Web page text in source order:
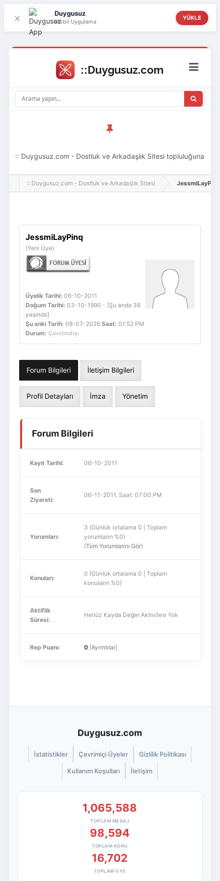
× Duygusuz
Mobil Uygulama
YÜKLE
:: Duygusuz.com - Dostluk ve Arkadaşlık Sitesi topluluğuna
hoş geldin ziyaretçi! Aramıza katılmak istersen kayıt
:: Duygusuz.com - Dostluk ve Arkadaşlık Sitesi
JessmiLayPinq
(Yeni Üye)
Üyelik Tarihi: 06-10-2011
Doğum Tarihi: 03-10-1990 - [Şu anda 36
yaşında]
Şu anki Tarih: 08-07-2026 Saat: 01:52 PM
Durum: Çevrimdışı
Forum Bilgileri İletişim Bilgileri
Profil Detayları İmza Yönetim
Forum Bilgileri
Kayıt Tarihi: 06-10-2011
Son
Ziyareti:
06-11-2011, Saat: 07:00 PM
Yorumları:
3 (Günlük ortalama 0 | Toplam
yorumların %0)
(Tüm Yorumlarını Gör)
Konuları:
0 (Günlük ortalama 0 | Toplam
konuların %0)
Aktiflik
Süresi:
Henüz Kayda Değer Aktivitesi Yok
Rep Puanı: 0[Ayrıntılar]
Duygusuz.com
İstatistikler Çevrimiçi Üyeler Gizlilik Politikası
Kullanım Koşulları İletişim
1,065,588
TOPLAM MESAJ
98,594
TOPLAM KONU
16,702
TOPLAM ÜYE